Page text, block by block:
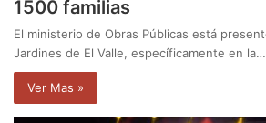
1500 familias
El ministerio de Obras Públicas está
Jardines de El Valle, específicamente en la…
Ver Mas »